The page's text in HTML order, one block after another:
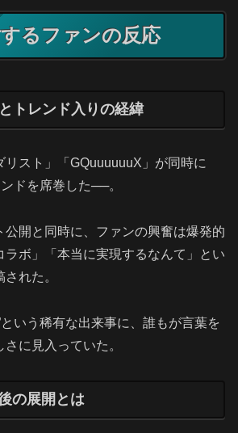
るファンの反応
トレンド入りの経緯
リスト」「GQuuuuuuX」が同時に
ドを席巻した──。
公開と同時に、ファンの興奮は爆発的
ラボ」「本当に実現するなんて」とい
れた。
いう稀有な出来事に、誰もが言葉を
に見入っていた。
の展開とは